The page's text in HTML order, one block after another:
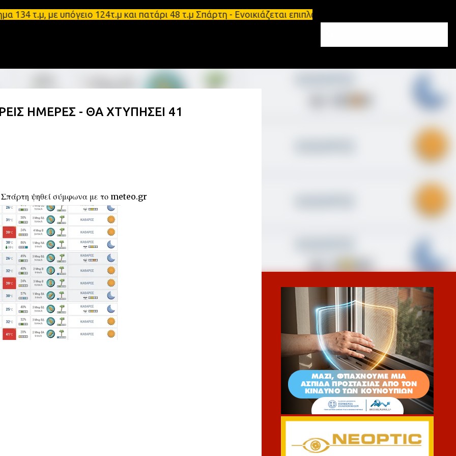
Μετάβαση στο κύριο περιεχόμενο
με υπόγειο 124τ.μ και πατάρι 48 τ.μ Σπάρτη - Ενοικιάζεται επιπλωμένο διαμέρισμα 65τ.μ
ΗΜΕΡΕΣ - ΘΑ ΧΤΥΠΗΣΕΙ 41
ψηθεί σύμφωνα με το meteo.gr